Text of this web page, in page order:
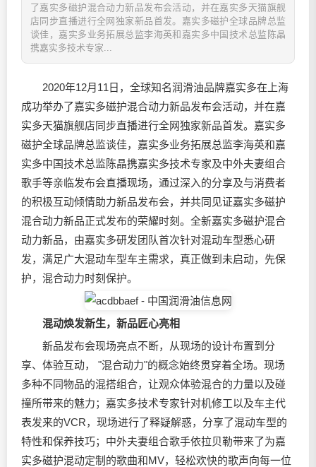
了嘉实多磁护混合动力新品发布会活动，并在嘉实多天猫旗舰
店同步直播进行全网独家新品首发。嘉实多磁护全球品牌总监
谈佳，嘉实多业务拓展总监李海英和嘉实多中国技术总监陈晶
携嘉实多技术专家...
2020年12月11日，全球知名润滑油品牌嘉实多在上海
成功举办了嘉实多磁护混合动力新品发布会活动，并在嘉
实多天猫旗舰店同步直播进行全网独家新品首发。嘉实多
磁护全球品牌总监谈佳，嘉实多业务拓展总监李海英和嘉
实多中国技术总监陈晶携嘉实多技术专家及中外夫妻组合
歌手等亲临发布会直播现场，通过深入的分享及与消费者
的积极互动倾情助力新品发布会，并共同见证嘉实多磁护
混合动力新品正式发布的荣耀时刻。全新嘉实多磁护混合
动力新品，由嘉实多研发团队首次针对混动车型悉心研
发，满足广大混动车型车主需求，真正做到未启动，先保
护，混合动力时刻保护。
混动焕发新生，新品匠心亮相
新品发布会现场亮点不断，从现场的设计布置到分
享、体验互动， "混合动力"的概念始终贯穿着全场。现场
多种不同物品的混搭组合，让观众体验混合的力量以及碰
撞所带来的魅力；嘉实多技术专家针对机修工以及车主代
表发来的VCR，现场进行了释疑解惑，分享了混动车型的
特性和保养技巧；中外夫妻组合歌手依拉贝勒带来了为嘉
实多磁护混动定制的歌曲和MV，轻松欢快的歌声向每一位